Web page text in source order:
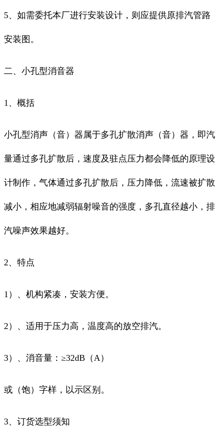
5、如需委托本厂进行安装设计，则应提供原排汽管路
安装图。
二、小孔型消音器
1、概括
小孔型消声（音）器属于多孔扩散消声（音）器，即汽
量通过多孔扩散后，速度及驻点压力都会降低的原理设
计制作，气体通过多孔扩散后，压力降低，流速被扩散
减小，相应地减弱辐射噪音的强度，多孔直径越小，排
汽噪声效果越好。
2、特点
1）、机构紧凑，安装方便。
2）、适用于压力高，温度高的放空排汽。
3）、消音量：≥32dB（A）
或（饱）字样，以示区别。
3、订货选型须知